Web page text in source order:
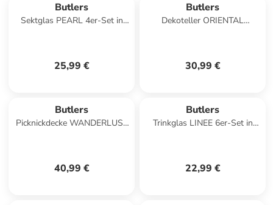
Butlers
Sektglas PEARL 4er-Set in
25,99 €
Butlers
Dekoteller ORIENTAL
30,99 €
Butlers
Picknickdecke WANDERLUST
40,99 €
Butlers
Trinkglas LINEE 6er-Set in
22,99 €